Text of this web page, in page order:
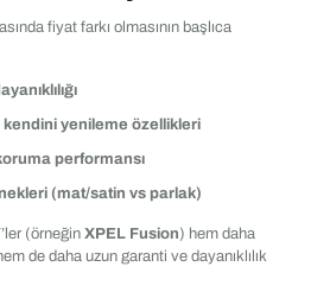
fiyat farkı olmasının başlıca
yenileme özellikleri
performansı
(mat/satin vs parlak)
(örneğin XPEL Fusion) hem daha
de daha uzun garanti ve dayanıklılık